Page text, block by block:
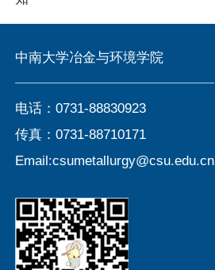
中南大学冶金与环境学院
电话：0731-88830923
传真：0731-88710171
Email:csumetallurgy@csu.edu.cn